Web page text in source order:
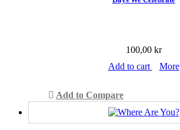
100,00 kr
Add to cart
More
Add to Compare